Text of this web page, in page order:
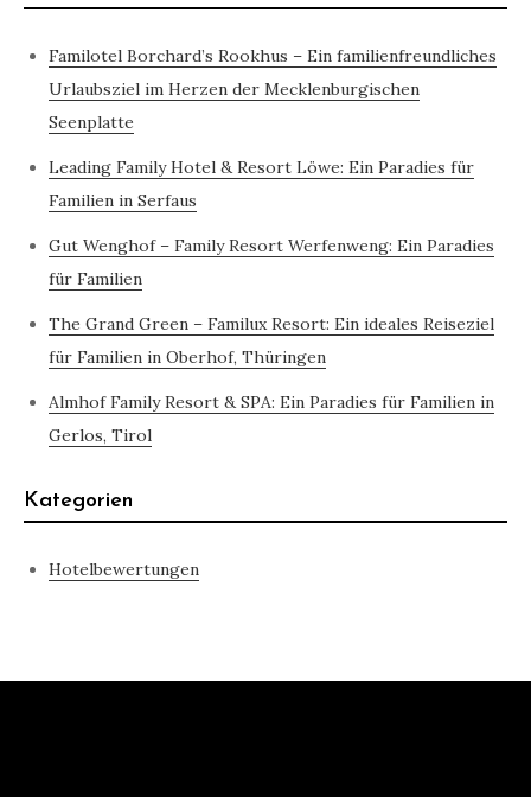
Familotel Borchard’s Rookhus – Ein familienfreundliches
Urlaubsziel im Herzen der Mecklenburgischen
Seenplatte
Leading Family Hotel & Resort Löwe: Ein Paradies für
Familien in Serfaus
Gut Wenghof – Family Resort Werfenweng: Ein Paradies
für Familien
The Grand Green – Familux Resort: Ein ideales Reiseziel
für Familien in Oberhof, Thüringen
Almhof Family Resort & SPA: Ein Paradies für Familien in
Gerlos, Tirol
Kategorien
Hotelbewertungen